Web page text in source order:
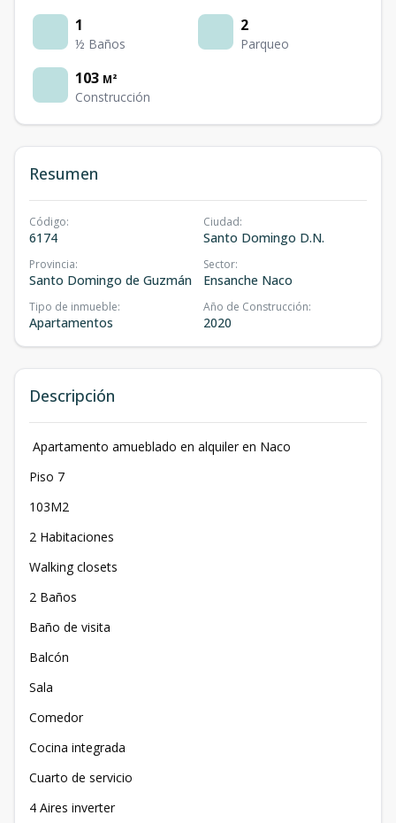
1
½ Baños
2
Parqueo
103 M²
Construcción
Resumen
Código:
6174
Ciudad:
Santo Domingo D.N.
Provincia:
Santo Domingo de Guzmán
Sector:
Ensanche Naco
Tipo de inmueble:
Apartamentos
Año de Construcción:
2020
Descripción
Apartamento amueblado en alquiler en Naco
Piso 7
103M2
2 Habitaciones
Walking closets
2 Baños
Baño de visita
Balcón
Sala
Comedor
Cocina integrada
Cuarto de servicio
4 Aires inverter